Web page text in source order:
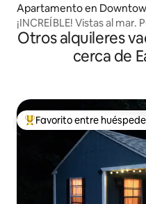
Apartamento en
¡INCREÍBLE! Vistas al
Score.
Otros alquileres
cerca de
Favorito entre huéspedes
Favorito entre